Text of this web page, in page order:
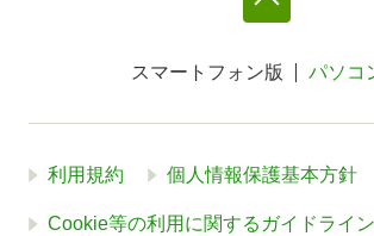
スマートフォン版 パソコ
利用規約 個人情報保護基本方針
Cookie等の利用に関するガイドライン